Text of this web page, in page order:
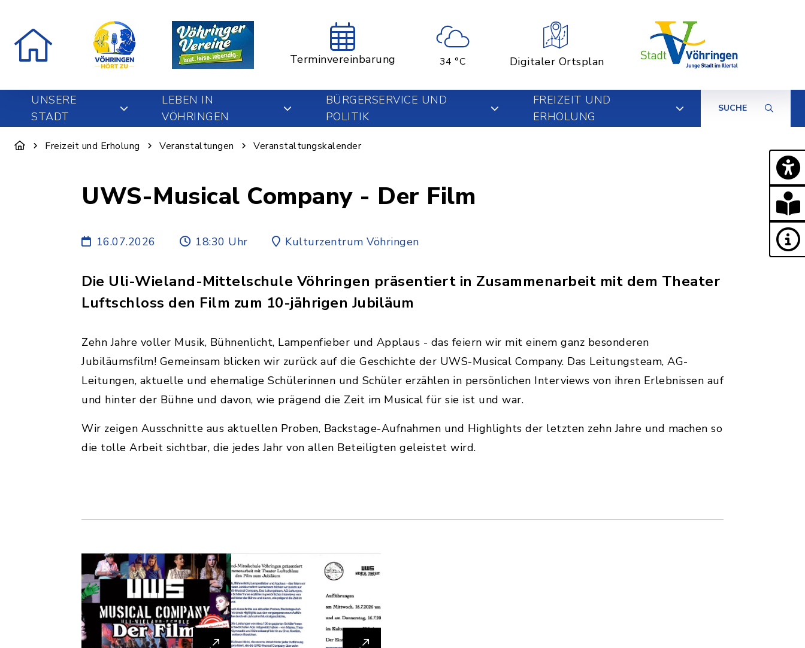
Terminvereinbarung 34 °C Digitaler Ortsplan
UNSERE
STADT
LEBEN IN
VÖHRINGEN
BÜRGERSERVICE UND
POLITIK
FREIZEIT UND
ERHOLUNG
SUCHE
Freizeit und Erholung Veranstaltungen Veranstaltungskalender
UWS-Musical Company - Der Film
16.07.2026 18:30 Uhr Kulturzentrum Vöhringen
Die Uli-Wieland-Mittelschule Vöhringen präsentiert in Zusammenarbeit mit dem Theater
Luftschloss den Film zum 10-jährigen Jubiläum
Zehn Jahre voller Musik, Bühnenlicht, Lampenfieber und Applaus - das feiern wir mit einem ganz besonderen
Jubiläumsfilm! Gemeinsam blicken wir zurück auf die Geschichte der UWS-Musical Company. Das Leitungsteam, AG-
Leitungen, aktuelle und ehemalige Schülerinnen und Schüler erzählen in persönlichen Interviews von ihren Erlebnissen auf
und hinter der Bühne und davon, wie prägend die Zeit im Musical für sie ist und war.
Wir zeigen Ausschnitte aus aktuellen Proben, Backstage-Aufnahmen und Highlights der letzten zehn Jahre und machen so
die tolle Arbeit sichtbar, die jedes Jahr von allen Beteiligten geleistet wird.